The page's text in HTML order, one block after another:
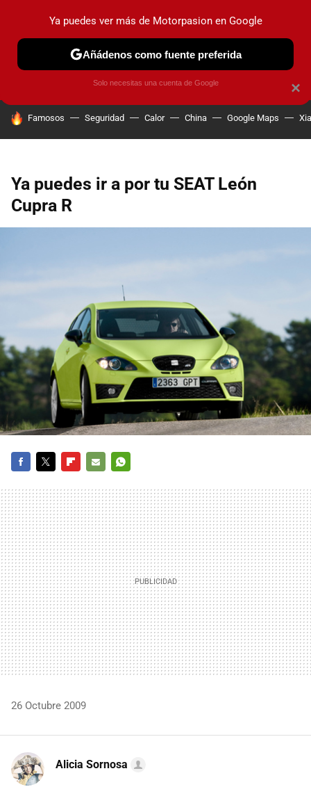
PRUEBAS COCHES ELÉCTRICOS OBSERVATORIO
HOY SE HABLA DE
Famosos Seguridad Calor China Google Maps
Ya puedes ir a por tu SEAT León
Cupra R
MAIL
26 Octubre 2009
Alicia Sornosa
×
Ya puedes ver más de Motorpasion en Google
Añádenos como fuente preferida
Solo necesitas una cuenta de Google